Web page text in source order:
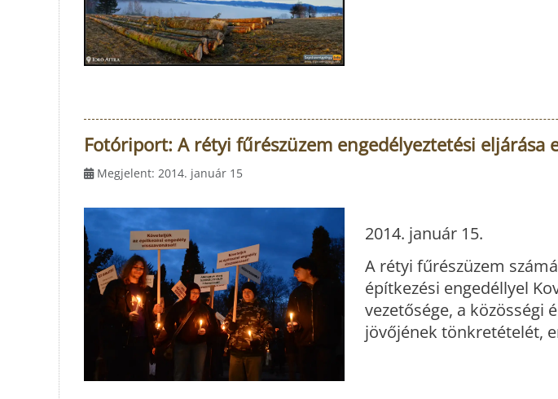
Fotóriport: A rétyi fűrészüzem engedélyeztetési eljárása
Megjelent: 2014. január 15
2014. január 15.
A rétyi fűrészüzem
építkezési engedéllyel
vezetősége, a közösségi
jövőjének tönkretételét,